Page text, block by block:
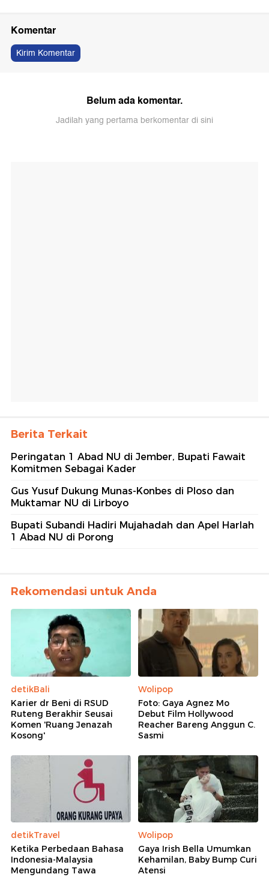
Komentar
Kirim Komentar
Belum ada komentar.
Jadilah yang pertama berkomentar di sini
Berita Terkait
Peringatan 1 Abad NU di Jember, Bupati Fawait
Komitmen Sebagai Kader
Gus Yusuf Dukung Munas-Konbes di Ploso dan
Muktamar NU di Lirboyo
Bupati Subandi Hadiri Mujahadah dan Apel Harlah
1 Abad NU di Porong
Rekomendasi untuk Anda
detikBali
Karier dr Beni di RSUD
Ruteng Berakhir Seusai
Komen 'Ruang Jenazah
Kosong'
Wolipop
Foto: Gaya Agnez Mo
Debut Film Hollywood
Reacher Bareng Anggun C.
Sasmi
detikTravel
Ketika Perbedaan Bahasa
Indonesia-Malaysia
Mengundang Tawa
Wolipop
Gaya Irish Bella Umumkan
Kehamilan, Baby Bump Curi
Atensi